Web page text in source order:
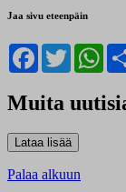
Jaa sivu eteenpäin
Facebook
Twitter
Muita
Palaa alkuun